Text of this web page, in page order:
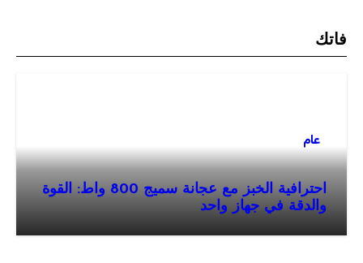
فاتك
عام
احترافية الخبز مع عجانة سميج 800 واط: القوة
والدقة في جهاز واحد